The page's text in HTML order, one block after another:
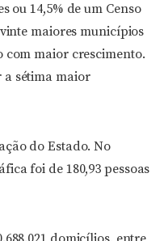
ou 14,5% de um Censo
maiores municípios
maior crescimento.
a sétima maior
do Estado. No
foi de 180,93 pessoas